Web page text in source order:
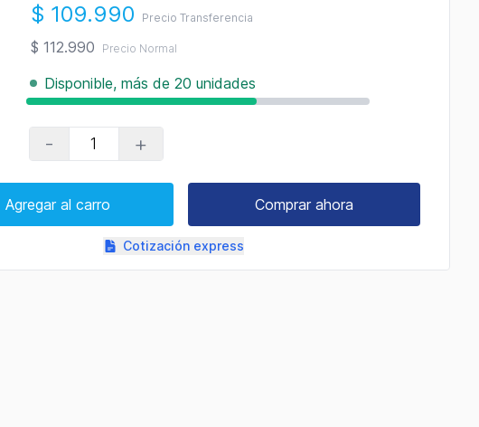
$ 109.990 Precio Transferencia
$ 112.990 Precio Normal
Disponible, más de 20 unidades
- +
Agregar al carro Comprar ahora
Cotización express